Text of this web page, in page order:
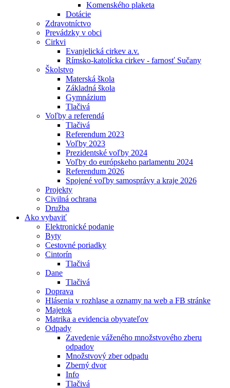
Komenského plaketa
Dotácie
Zdravotníctvo
Prevádzky v obci
Cirkvi
Evanjelická cirkev a.v.
Rímsko-katolícka cirkev - farnosť Sučany
Školstvo
Materská škola
Základná škola
Gymnázium
Tlačivá
Voľby a referendá
Tlačivá
Referendum 2023
Voľby 2023
Prezidentské voľby 2024
Voľby do európskeho parlamentu 2024
Referendum 2026
Spojené voľby samosprávy a kraje 2026
Projekty
Civilná ochrana
Družba
Ako vybaviť
Elektronické podanie
Byty
Cestovné poriadky
Cintorín
Tlačivá
Dane
Tlačivá
Doprava
Hlásenia v rozhlase a oznamy na web a FB stránke
Majetok
Matrika a evidencia obyvateľov
Odpady
Zavedenie váženého množstvového zberu
odpadov
Množstvový zber odpadu
Zberný dvor
Info
Tlačivá